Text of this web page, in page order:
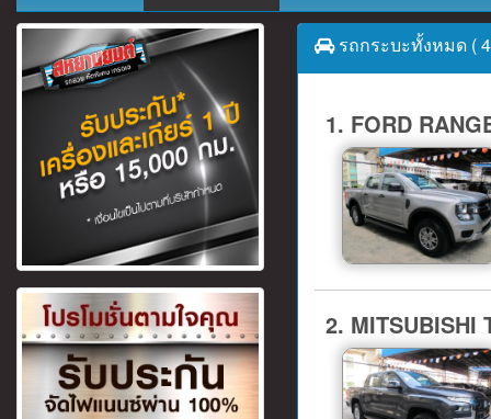
รถกระบะทั้งหมด (
1. FORD
2. MITSUBISHI